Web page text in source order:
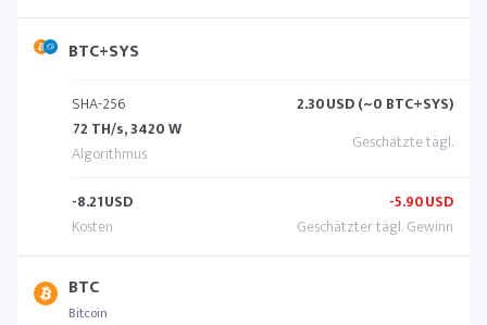
BTC+SYS
SHA-256
72 TH/s, 3420 W
2.30USD (~0 BTC+SYS)
-8.21USD -5.90USD
BTC
Bitcoin